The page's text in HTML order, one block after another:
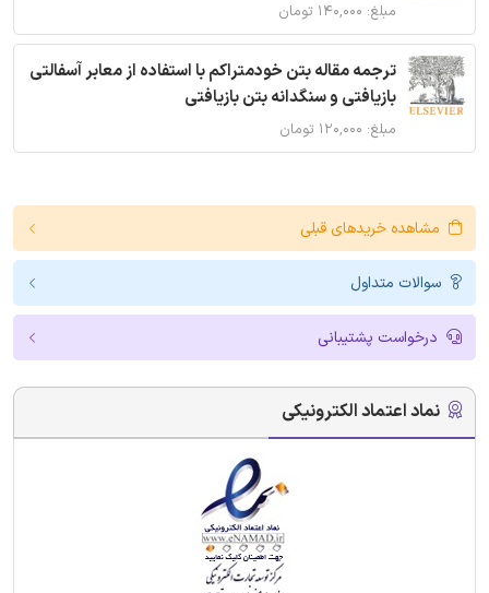
مبلغ: ۱۴۰,۰۰۰ تومان
ترجمه مقاله بتن خودمتراکم با استفاده از معابر آسفالتی
بازیافتی و سنگدانه بتن بازیافتی
مبلغ: ۱۲۰,۰۰۰ تومان
مشاهده خریدهای قبلی
سوالات متداول
درخواست پشتیبانی
نماد اعتماد الکترونیکی